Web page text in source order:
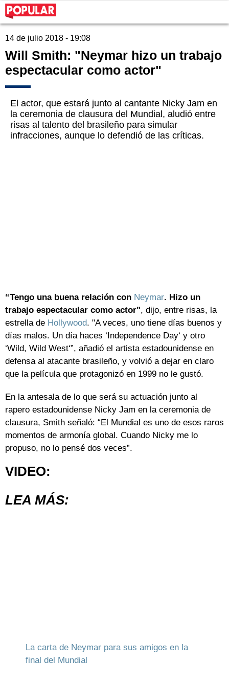
14 de julio 2018 - 19:08
Will Smith: "Neymar hizo un trabajo
espectacular como actor"
El actor, que estará junto al cantante Nicky Jam en
la ceremonia de clausura del Mundial, aludió entre
risas al talento del brasileño para simular
infracciones, aunque lo defendió de las críticas.
“Tengo una buena relación con Neymar. Hizo un
trabajo espectacular como actor", dijo, entre risas, la
estrella de Hollywood. "A veces, uno tiene días buenos y
días malos. Un día haces ‘Independence Day‘ y otro
‘Wild, Wild West‘”, añadió el artista estadounidense en
defensa al atacante brasileño, y volvió a dejar en claro
que la película que protagonizó en 1999 no le gustó.
En la antesala de lo que será su actuación junto al
rapero estadounidense Nicky Jam en la ceremonia de
clausura, Smith señaló: “El Mundial es uno de esos raros
momentos de armonía global. Cuando Nicky me lo
propuso, no lo pensé dos veces”.
VIDEO:
LEA MÁS:
La carta de Neymar para sus amigos en la
final del Mundial